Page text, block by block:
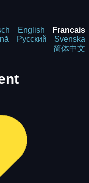
English
Francais
Русский
Svenska
简体中文